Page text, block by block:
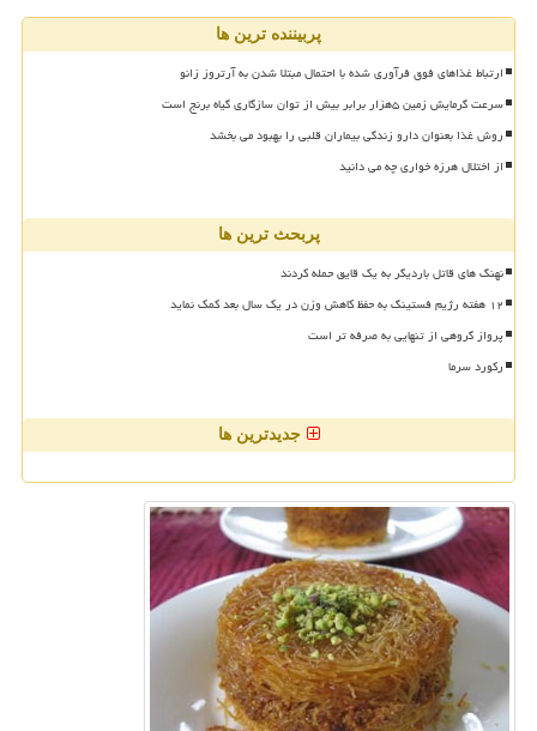
پربیننده ترین ها
ارتباط غذاهای فوق فرآوری شده با احتمال مبتلا شدن به آرتروز زانو
سرعت گرمایش زمین ۵هزار برابر بیش از توان سازگاری گیاه برنج است
روش غذا بعنوان دارو زندگی بیماران قلبی را بهبود می بخشد
از اختلال هرزه خواری چه می دانید
پربحث ترین ها
نهنگ های قاتل باردیگر به یک قایق حمله کردند
۱۲ هفته رژیم فستینگ به حفظ کاهش وزن در یک سال بعد کمک نماید
پرواز گروهی از تنهایی به صرفه تر است
رکورد سرما
جدیدترین ها